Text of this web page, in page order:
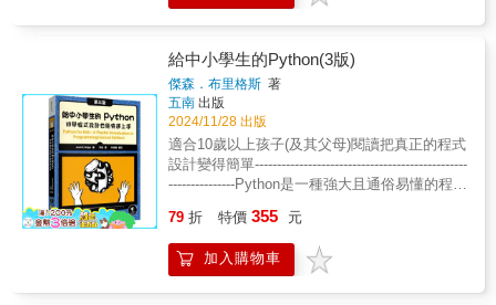
書關鍵字：#人工智慧 #3C遊戲 #專業分工 #人
類智慧 #機器人 #自動駕駛 #AI自動化 #智慧城
未來】AI新世代必讀的核心知識，本書規劃平
均每二頁就透過一組插圖來示意，讓AI的情境
說明更加清楚明白。如果平時有一種翻開滿是
文字的專業知識書就想睡覺的現象，一定要來
試試看本書！享受愉快的閱讀體驗吧！【本書
亮點特色：誘發延伸興趣的自主深度學習】入
門書除了擁有可以解答讀者對新領域的好奇知
搭配本書的編排主題以作者的專業「遊戲設
計」為主軸，讓喜歡遊戲的讀者可以更了解一
款遊戲是如何設計的，在循序漸進的章節裡獲
多玩家來說，一直是最難以駕馭的挑戰之一。
本書針對「最快上手」這一需求，提供詳細、
易懂的教學，從基礎指令到高階應用都一網打
盡。本書精心設計四大章節：第1章：初級篇教
你用簡單的指令和指令方塊實現各種創意，像
是讓怪物激鬥的鬥技場、擊退等級999的神劍、
坐騎終界龍遨翔天空，以及發射超巨箭的必殺
技！只需要一個方塊，就能帶來無窮的樂趣！
第2章：應用篇深入探索指令的進階應用，從打
甚至召喚龍捲風魔法、火球術和冰魔法，讓你
輕鬆成為Minecraft的超無雙指令大師！第3章：
基礎研究詳細解析指令基礎知識，教你如何靈
給中小學生的Python(3版)
傑森．布里格斯 著
五南 出版
2024/11/28 出版
適合10歲以上孩子(及其父母)閱讀把真正的程式
設計變得簡單------------------------------------------------
---------------Python是一種強大且通俗易懂的程式
語言的書大多很枯燥、無趣，讀起來沒什麼樂
趣。本書把你帶入一個鮮活的Python程式語言
世界。作者將帶領你用獨特的（往往很好玩
79 折 特價 355 元
加入購物車